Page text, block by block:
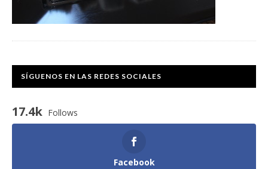
SÍGUENOS EN LAS REDES SOCIALES
17.4k Follows
Facebook